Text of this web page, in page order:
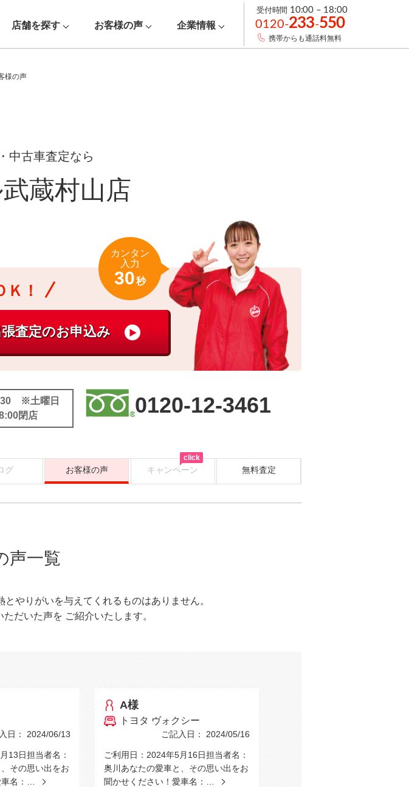
店舗を探す お客様の声 企業情報
受付時間 10:00 – 18:00
0120-233-550
携帯からも通話料無料
様の声
中古車査定なら
蔵村山店
！
カンタン
入力
30秒
※土曜日
閉店
0120-12-3461
グ お客様の声 キャンペーン 無料査定
click
声一覧
やりがいを与えてくれるものはありません。
ただいた声を ご紹介いたします。
日： 2024/06/13
13日担当者名：
その思い出をお
車名：…
A様
トヨタ ヴォクシー
ご記入日： 2024/05/16
ご利用日：2024年5月16日担当者名：
奥川あなたの愛車と、その思い出をお
聞かせください！愛車名：…